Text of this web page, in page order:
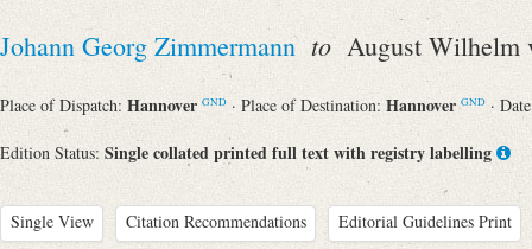
Johann Georg Zimmermann toAugust Wilhelm
Place of Dispatch: Hannover GND · Place of Destination: Hannover GND ·
Edition Status: Single collated printed full text with registry labelling
Single View Citation Recommendations Editorial Guidelines Print